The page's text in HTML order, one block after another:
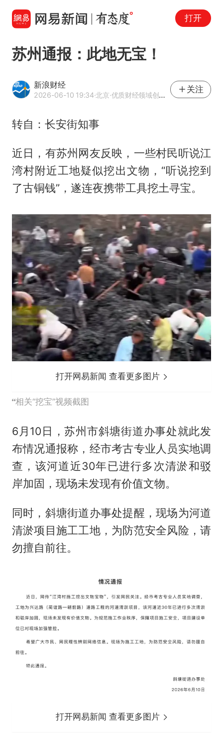
打开
苏州通报：此地无宝！
新浪财经
2026-06-10 19:34·北京·优质财经领域创作者
关注
转自：长安街知事
近日，有苏州网友反映，一些村民听说江
湾村附近工地疑似挖出文物，“听说挖到
了古铜钱”，遂连夜携带工具挖土寻宝。
打开网易新闻 查看更多图片
相关“挖宝”视频截图
6月10日，苏州市斜塘街道办事处就此发
布情况通报称，经市考古专业人员实地调
查，该河道近30年已进行多次清淤和驳
岸加固，现场未发现有价值文物。
同时，斜塘街道办事处提醒，现场为河道
清淤项目施工工地，为防范安全风险，请
勿擅自前往。
打开网易新闻 查看更多图片